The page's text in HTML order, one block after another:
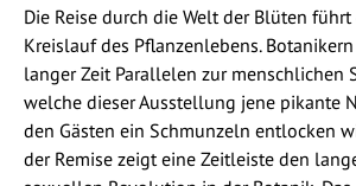
Die Reise durch die Welt der Blüten
Kreislauf des Pflanzenlebens.
langer Zeit Parallelen zur menschlichen
welche dieser Ausstellung jene pikante
den Gästen ein Schmunzeln entlocken
der Remise zeigt eine Zeitleiste den